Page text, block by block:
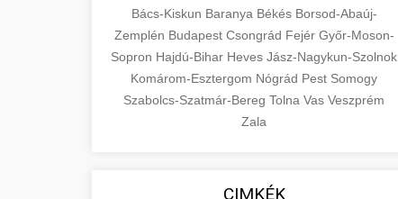
Bács-Kiskun Baranya Békés Borsod-Abaúj-
Zemplén Budapest Csongrád Fejér Győr-Moson-
Sopron Hajdú-Bihar Heves Jász-Nagykun-Szolnok
Komárom-Esztergom Nógrád Pest Somogy
Szabolcs-Szatmár-Bereg Tolna Vas Veszprém
Zala
CIMKÉK